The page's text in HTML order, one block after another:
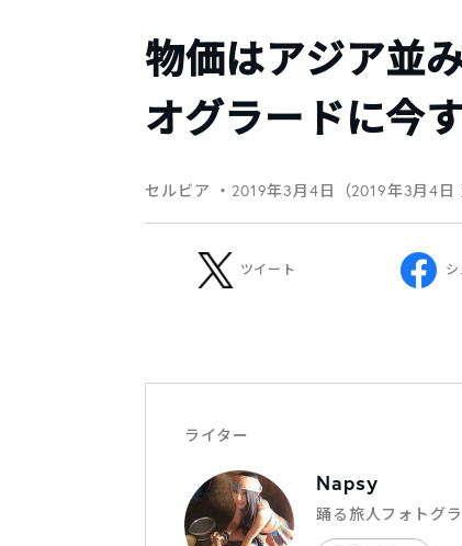
物価はアジア並
オグラードに今
セルビア ・2019年3月4日（2019年3月4日
ツイート
ライター
Napsy
踊る旅人フォトグ